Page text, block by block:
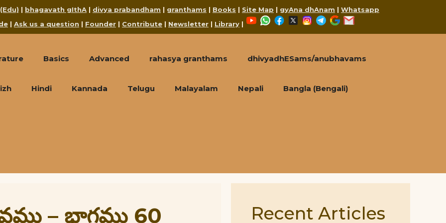
| bhagavath gIthA | divya prabandham | granthams | Books | Site Map | gyAna dhAnam | Whatsapp
| Ask us a question | Founder | Contribute | Newsletter | Library |
YouTubeWhatsApp
Facebook
X Instagram
Telegram
Google
Basics Advanced rahasya granthams dhivyadhESams/anubhavams
Hindi Kannada Telugu Malayalam Nepali Bangla (Bengali)
– భాగము 60 Recent Articles